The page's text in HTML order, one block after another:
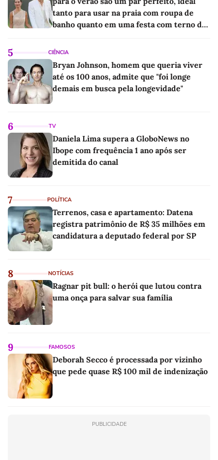
tanto para usar na praia com roupa de
banho quanto em uma festa com terno de
5 CIÊNCIA
Bryan Johnson, homem que queria viver
até os 100 anos, admite que "foi longe
demais em busca pela longevidade"
6 TV
Daniela Lima supera a GloboNews no
Ibope com frequência 1 ano após ser
demitida do canal
7 POLÍTICA
Terrenos, casa e apartamento: Datena
registra patrimônio de R$ 35 milhões em
candidatura a deputado federal por SP
8 NOTÍCIAS
Ragnar pit bull: o herói que lutou contra
uma onça para salvar sua família
9 FAMOSOS
Deborah Secco é processada por vizinho
que pede quase R$ 100 mil de indenização
PUBLICIDADE